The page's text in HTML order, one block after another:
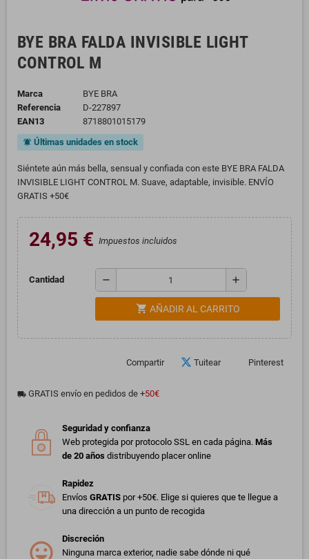
BYE BRA FALDA INVISIBLE LIGHT
CONTROL M
Marca
BYE BRA
Referencia
D-227897
EAN13
8718801015179
notifications_active Últimas unidades en stock
Siéntete aún más bella, sensual y confiada con este BYE BRA FALDA
INVISIBLE LIGHT CONTROL M. Suave, adaptable, invisible. ENVÍO
GRATIS +50€
24,95 € Impuestos incluidos
Cantidad remove add
shopping_cart AÑADIR AL CARRITO
Compartir Tuitear Pinterest
local_shipping GRATIS envío en pedidos de +50€
Seguridad y confianza
Web protegida por protocolo SSL en cada página. Más
de 20 años distribuyendo placer online
Rapidez
Envíos GRATIS por +50€. Elige si quieres que te llegue a
una dirección a un punto de recogida
Discreción
Ninguna marca exterior, nadie sabe dónde ni qué